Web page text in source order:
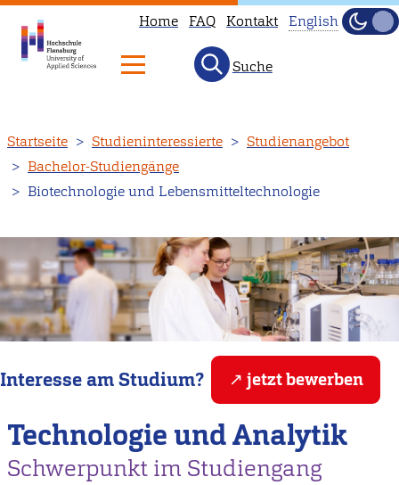
zum
Inhalt
Scroll
Indicator
Home FAQ Kontakt
not
in
Head
to
our
English
main
page
instead.
English
Hell
Suche
Startseite Studieninteressierte
Studienangebot
Bachelor-Studiengänge
Biotechnologie und Lebensmitteltechnologie
Interesse am Studium? jetzt bewerben
Technologie und Analytik
Schwerpunkt im Studiengang